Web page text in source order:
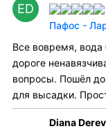
ED
Пафос -
Все вовремя,
дороге
вопросы. Пошёл
для высадки.
Diana